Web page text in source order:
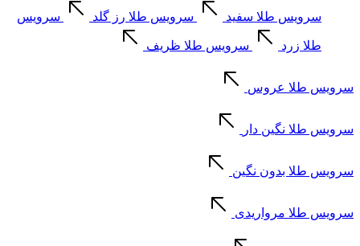
سرویس طلا سفید سرویس طلا رز گلد سرویس
طلا زرد سرویس طلا ظریف
سرویس طلا عروس
سرویس طلا نگین دار
سرویس طلا بدون نگین
سرویس طلا مرواریدی